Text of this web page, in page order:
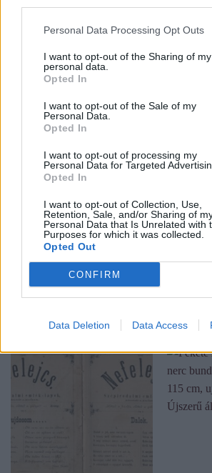
Personal Data Processing Opt Outs
I want to opt-out of the Sharing of my
personal data.
Opted In
I want to opt-out of the Sale of my
Personal Data.
Opted In
I want to opt-out of processing my
Personal Data for Targeted
Opted In
I want to opt-out of Collection, Use,
Retention, Sale, and/or Sharing of
Personal Data that Is Unrelated with
Purposes for which it was collected.
Opted Out
CONFIRM
Data Deletion Data Access
Budapest
1053
Telefon:
Bemutatkozás: Immár közel 30 éve, hogy
elkezdte működését a Mike és Tsa
a Portobello aukciósház kiegészítette az
oldalunkon bonyolítjuk árverésünket.
KAPCSOLÓDÓ MŰTÁRGYAK